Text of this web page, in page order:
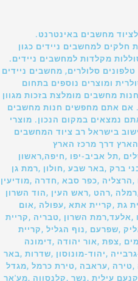
מחשבים באינטרנט.
למחשבים ניידים כגון
מקלדות למחשבים ניידים.
טלפונים סלולרים, מחשבים ניידים
ומוצרים נוספים בתחום
מחשבים מומלצת בזכות מגוון
אם אתם מחפשים חנות מחשבים
נמצאים במקום הנכון. מוצרי
בישראל רב ציוד המחשבים
דרך מרכז הארץ
,תל אביב-יפו ,חיפה,ראשון
ברק ,באר שבע ,חולון ,רמת גן
,כפר סבא ,חדרה ,מודיעין
,רהט ,ראש העין ,הוד השרון
גת ,קריית אתא ,עפולה ,אום
,אלעד,רמת השרון ,טבריה ,קריית
,שפרעם ,נוף הגליל ,קריית
,צפת ,אור יהודה ,דימונה
,יהוד-מונוסון ,שדרות ,באר
,טירה ,עראבה ,טירת כרמל ,מגדל
עילית ,נשר ,קלנסווה ,מע'אר